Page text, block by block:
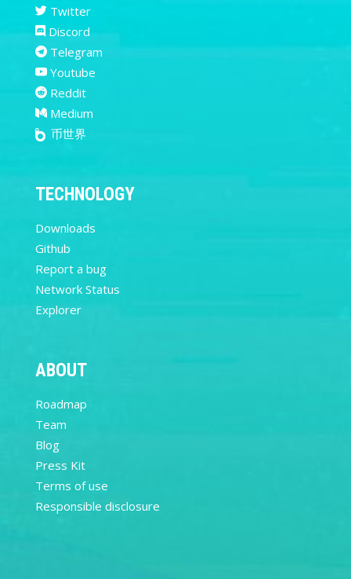
Twitter
Discord
Telegram
Youtube
Reddit
Medium
币世界
TECHNOLOGY
Downloads
Github
Report a bug
Network Status
Explorer
ABOUT
Roadmap
Team
Blog
Press Kit
Terms of use
Responsible disclosure